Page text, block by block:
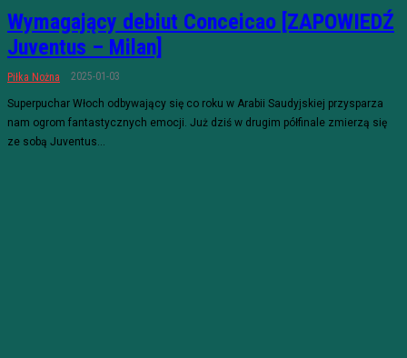
Wymagający debiut Conceicao [ZAPOWIEDŹ
Juventus – Milan]
Piłka Nożna 2025-01-03
Superpuchar Włoch odbywający się co roku w Arabii Saudyjskiej przysparza
nam ogrom fantastycznych emocji. Już dziś w drugim półfinale zmierzą się
ze sobą Juventus...